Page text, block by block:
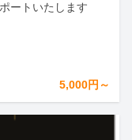
ートいたします
5,000円～